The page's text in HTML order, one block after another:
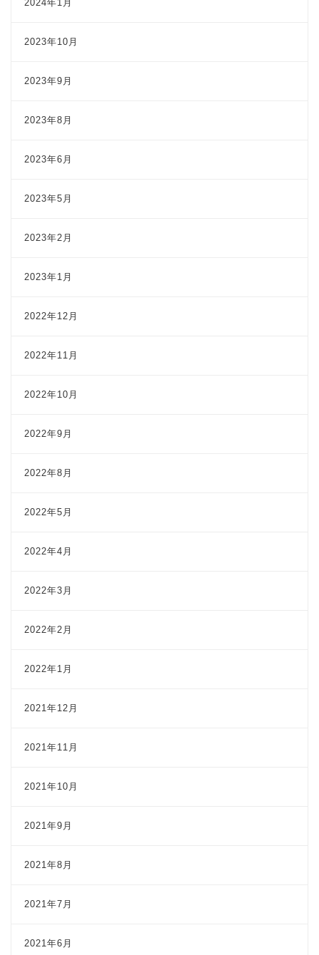
2024年1月
2023年10月
2023年9月
2023年8月
2023年6月
2023年5月
2023年2月
2023年1月
2022年12月
2022年11月
2022年10月
2022年9月
2022年8月
2022年5月
2022年4月
2022年3月
2022年2月
2022年1月
2021年12月
2021年11月
2021年10月
2021年9月
2021年8月
2021年7月
2021年6月